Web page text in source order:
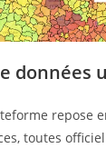
données
repose
toutes